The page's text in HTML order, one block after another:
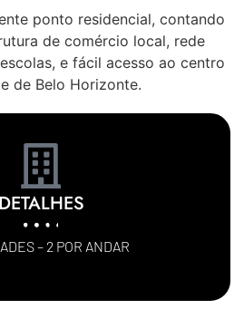
ponto residencial, contando
de comércio local, rede
e fácil acesso ao centro
de Belo Horizonte.
DETALHES
– 2 POR ANDAR